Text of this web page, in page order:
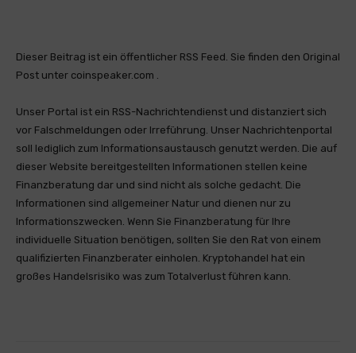
Dieser Beitrag ist ein öffentlicher RSS Feed. Sie finden den Original
Post unter coinspeaker.com .
Unser Portal ist ein RSS-Nachrichtendienst und distanziert sich
vor Falschmeldungen oder Irreführung. Unser Nachrichtenportal
soll lediglich zum Informationsaustausch genutzt werden. Die auf
dieser Website bereitgestellten Informationen stellen keine
Finanzberatung dar und sind nicht als solche gedacht. Die
Informationen sind allgemeiner Natur und dienen nur zu
Informationszwecken. Wenn Sie Finanzberatung für Ihre
individuelle Situation benötigen, sollten Sie den Rat von einem
qualifizierten Finanzberater einholen. Kryptohandel hat ein
großes Handelsrisiko was zum Totalverlust führen kann.